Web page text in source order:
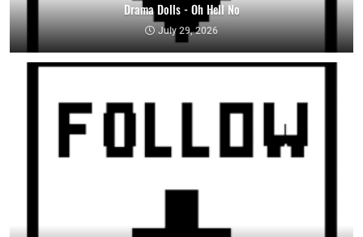
Drama Dolls - Oh Hell No
July 29, 2026